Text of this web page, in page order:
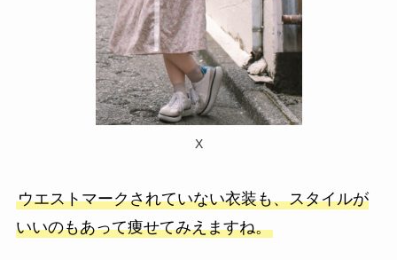
X
ウエストマークされていない衣装も、スタイルが
いいのもあって痩せてみえますね。